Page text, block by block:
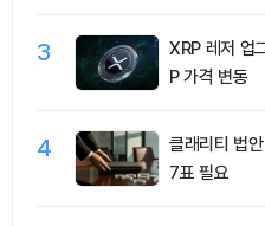
3
XRP 레저 업
P 가격 변동
4
클래리티 법
7표 필요